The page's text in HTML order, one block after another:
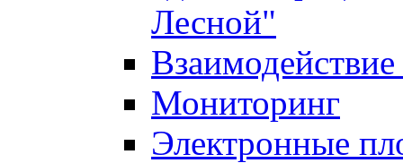
Лесной"
Мониторинг
Электронные